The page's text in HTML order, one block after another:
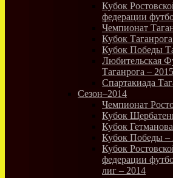
Кубок
федерации
Чемпионат
Кубок
Кубок Победы
Любительская
Таганрога – 2015
Спартакиада
Сезон–2014
Чемпионат
Кубок
Кубок
Кубок Победы –
Кубок
федерации
лиг – 2014